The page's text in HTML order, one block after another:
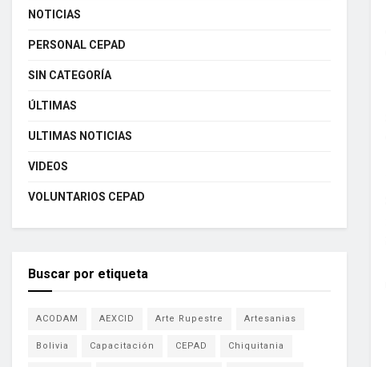
NOTICIAS
PERSONAL CEPAD
SIN CATEGORÍA
ÚLTIMAS
ULTIMAS NOTICIAS
VIDEOS
VOLUNTARIOS CEPAD
Buscar por etiqueta
ACODAM AEXCID Arte Rupestre Artesanias
Bolivia Capacitación CEPAD Chiquitania